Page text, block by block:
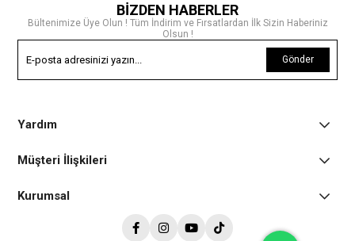
BİZDEN HABERLER
Bültenimize Üye Olun ! Tüm İndirim ve Fırsatlardan İlk Sizin Haberiniz
Olsun !
Gönder
Yardım
Müşteri İlişkileri
Kurumsal